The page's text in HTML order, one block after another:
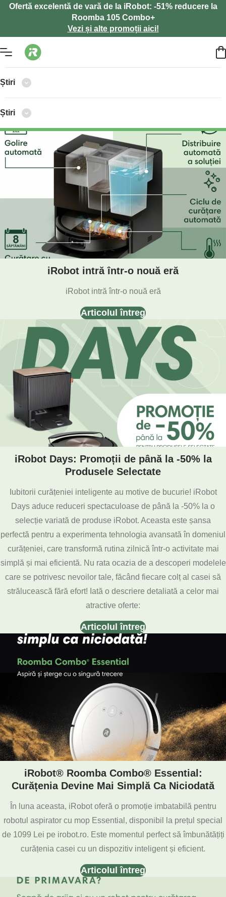
Ofertă excelentă de vară de la iRobot: -51% reducere la
Roomba 105 Combo+
Vezi și alte promoții aici!
Știri
Știri
iRobot intră într-o nouă eră
iRobot intră într-o nouă eră
Articolul întreg
iRobot Days: Promoții de până la -50% la
Produsele Selectate
Iubitorii curățeniei inteligente au motive de bucurie! iRobot
Days aduce reduceri spectaculoase de până la -50% la o
selecție variată de produse iRobot. Aceasta este șansa
perfectă pentru a experimenta tehnologia avansată în domeniul
curățeniei, care transformă rutina zilnică într-o activitate mai
simplă și mai eficientă. Nu rata ocazia de a descoperi modelele
care se potrivesc nevoilor tale, făcând fiecare colț al casei să
strălucească fără efort! Iată o descriere detaliată a celor mai
atractive oferte:
Articolul întreg
iRobot® Roomba Combo® Essential:
Curățenia Devine Mai Simplă Ca Niciodată
În luna aceasta, iRobot oferă o promoție imbatabilă pentru
robotul aspirator cu mop Essential, disponibil la prețul special
de 1099 Lei pe irobot.ro. Este momentul perfect să îmbunătățiți
curățenia casei cu un dispozitiv inteligent și eficient.
Articolul întreg